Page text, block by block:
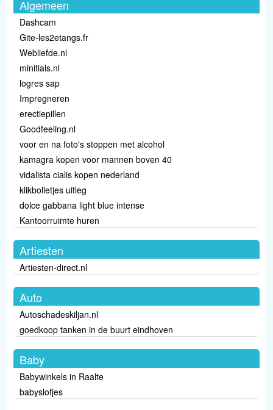
Algemeen
Dashcam
Gite-les2etangs.fr
Webliefde.nl
minitials.nl
logres sap
Impregneren
erectiepillen
Goodfeeling.nl
voor en na foto's stoppen met alcohol
kamagra kopen voor mannen boven 40
vidalista cialis kopen nederland
klikbolletjes uitleg
dolce gabbana light blue intense
Kantoorruimte huren
Artiesten
Artiesten-direct.nl
Auto
Autoschadeskiljan.nl
goedkoop tanken in de buurt eindhoven
Baby
Babywinkels in Raalte
babyslofjes